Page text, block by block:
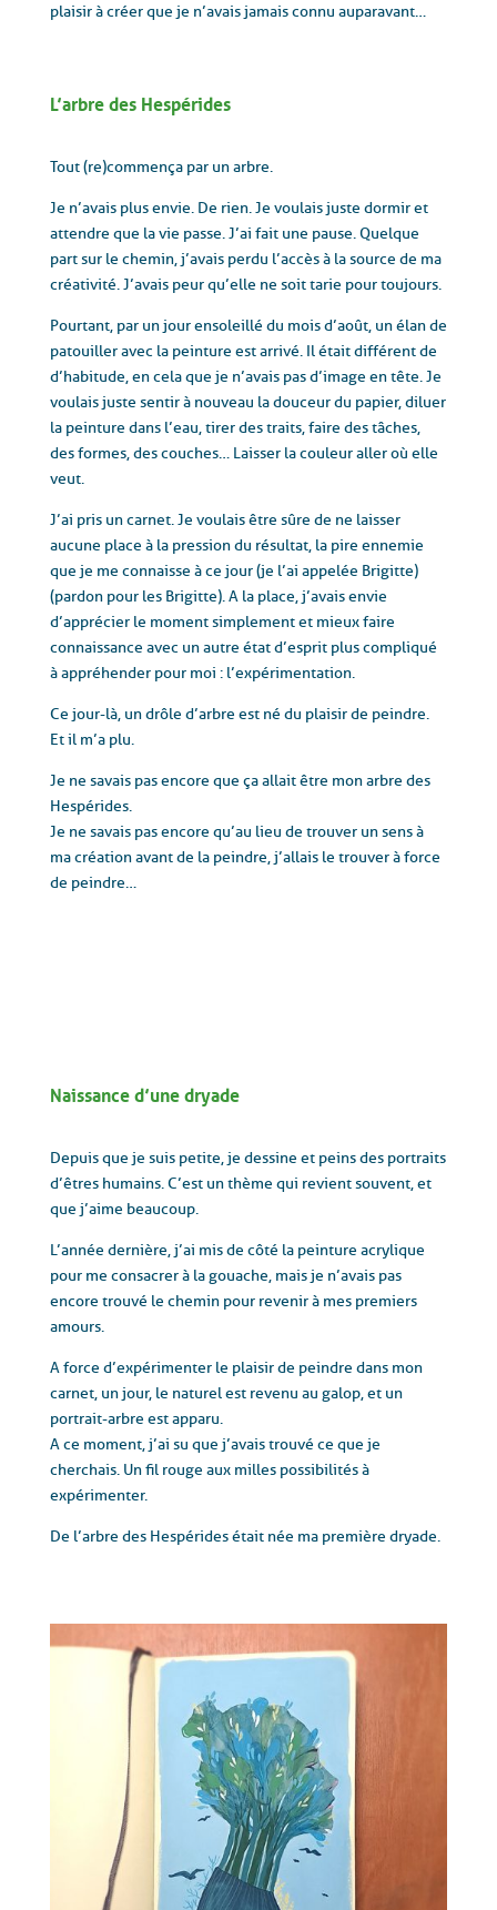
plaisir à créer que je n’avais jamais connu auparavant…
L’arbre des Hespérides
Tout (re)commença par un arbre.
Je n’avais plus envie. De rien. Je voulais juste dormir et
attendre que la vie passe. J’ai fait une pause. Quelque
part sur le chemin, j’avais perdu l’accès à la source de ma
créativité. J’avais peur qu’elle ne soit tarie pour toujours.
Pourtant, par un jour ensoleillé du mois d’août, un élan de
patouiller avec la peinture est arrivé. Il était différent de
d’habitude, en cela que je n’avais pas d’image en tête. Je
voulais juste sentir à nouveau la douceur du papier, diluer
la peinture dans l’eau, tirer des traits, faire des tâches,
des formes, des couches… Laisser la couleur aller où elle
veut.
J’ai pris un carnet. Je voulais être sûre de ne laisser
aucune place à la pression du résultat, la pire ennemie
que je me connaisse à ce jour (je l’ai appelée Brigitte)
(pardon pour les Brigitte). A la place, j’avais envie
d’apprécier le moment simplement et mieux faire
connaissance avec un autre état d’esprit plus compliqué
à appréhender pour moi : l’expérimentation.
Ce jour-là, un drôle d’arbre est né du plaisir de peindre.
Et il m’a plu.
Je ne savais pas encore que ça allait être mon arbre des
Hespérides.
Je ne savais pas encore qu’au lieu de trouver un sens à
ma création avant de la peindre, j’allais le trouver à force
de peindre…
Naissance d’une dryade
Depuis que je suis petite, je dessine et peins des portraits
d’êtres humains. C’est un thème qui revient souvent, et
que j’aime beaucoup.
L’année dernière, j’ai mis de côté la peinture acrylique
pour me consacrer à la gouache, mais je n’avais pas
encore trouvé le chemin pour revenir à mes premiers
amours.
A force d’expérimenter le plaisir de peindre dans mon
carnet, un jour, le naturel est revenu au galop, et un
portrait-arbre est apparu.
A ce moment, j’ai su que j’avais trouvé ce que je
cherchais. Un fil rouge aux milles possibilités à
expérimenter.
De l’arbre des Hespérides était née ma première dryade.